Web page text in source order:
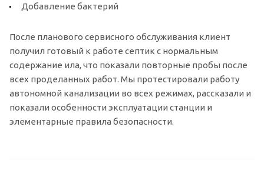
Добавление бактерий
После планового сервисного обслуживания клиент
получил готовый к работе септик с нормальным
содержание ила, что показали повторные пробы после
всех проделанных работ. Мы протестировали работу
автономной канализации во всех режимах, рассказали и
показали особенности эксплуатации станции и
элементарные правила безопасности.